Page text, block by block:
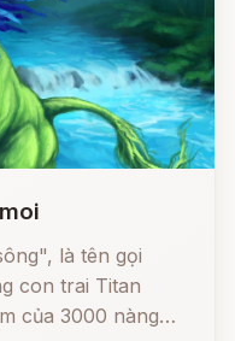
là tên gọi
con trai Titan
của 3000 nàng